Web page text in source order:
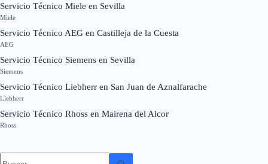
Servicio Técnico Miele en Sevilla
Miele
Servicio Técnico AEG en Castilleja de la Cuesta
AEG
Servicio Técnico Siemens en Sevilla
Siemens
Servicio Técnico Liebherr en San Juan de Aznalfarache
Liebherr
Servicio Técnico Rhoss en Mairena del Alcor
Rhoss